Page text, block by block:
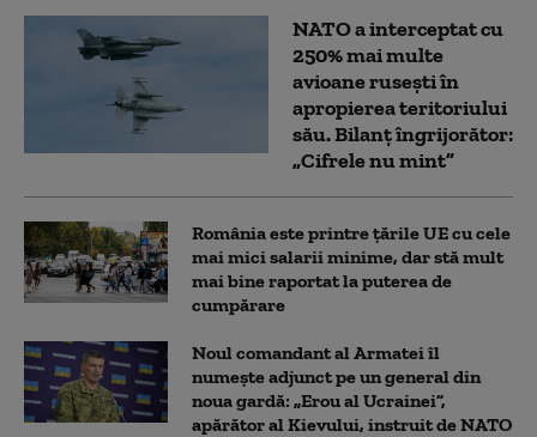
NATO a interceptat cu
250% mai multe
avioane rusești în
apropierea teritoriului
său. Bilanț îngrijorător:
„Cifrele nu mint”
România este printre țările UE cu cele
mai mici salarii minime, dar stă mult
mai bine raportat la puterea de
cumpărare
Noul comandant al Armatei îl
numește adjunct pe un general din
noua gardă: „Erou al Ucrainei”,
apărător al Kievului, instruit de NATO